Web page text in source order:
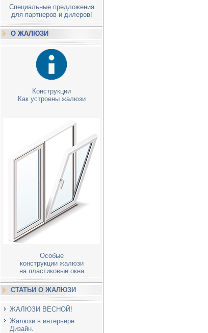
Специальные предложения
для партнеров и дилеров!
О ЖАЛЮЗИ
Конструкции
Как устроены жалюзи
Особые
конструкции жалюзи
на пластиковые окна
СТАТЬИ О ЖАЛЮЗИ
ЖАЛЮЗИ ВЕСНОЙ!
Жалюзи в интерьере.
Дизайн.